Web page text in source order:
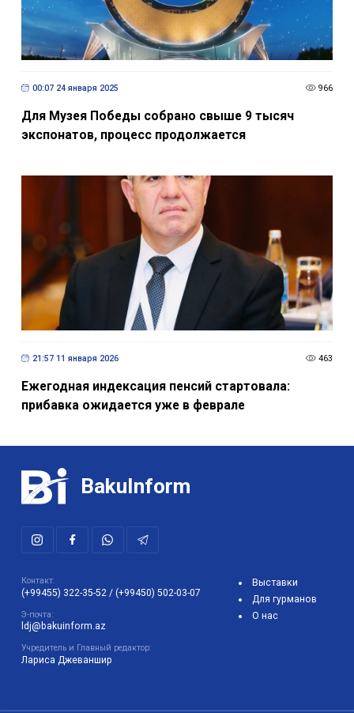
00:07 24 января 2025 966
Для Музея Победы собрано свыше 9 тысяч
экспонатов, процесс продолжается
21:57 11 января 2026 463
Ежегодная индексация пенсий стартовала:
прибавка ожидается уже в феврале
BakuInform
Контакт:
(+99455) 322-35-52 / (+99450) 502-03-07
Э-почта:
ldj@bakuinform.az
Учредитель и Главный редактор:
Лариса Джеваншир
Выставки
Для гурманов
О нас